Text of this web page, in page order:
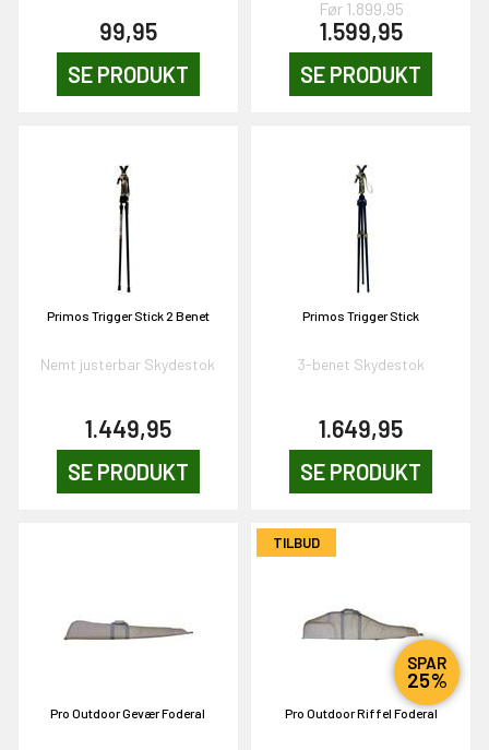
99,95
SE PRODUKT
Før 1.899,95
1.599,95
SE PRODUKT
Primos Trigger Stick 2 Benet
Nemt justerbar Skydestok
1.449,95
SE PRODUKT
Primos Trigger Stick
3-benet Skydestok
1.649,95
SE PRODUKT
Pro Outdoor Gevær Foderal
TILBUD
SPAR
25%
Pro Outdoor Riffel Foderal
PÅ
om måneden